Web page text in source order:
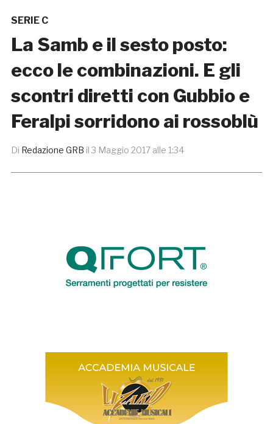
SERIE C
La Samb e il sesto posto:
ecco le combinazioni. E gli
scontri diretti con Gubbio e
Feralpi sorridono ai rossoblù
Di Redazione GRB il 3 Maggio 2017 alle 1:34